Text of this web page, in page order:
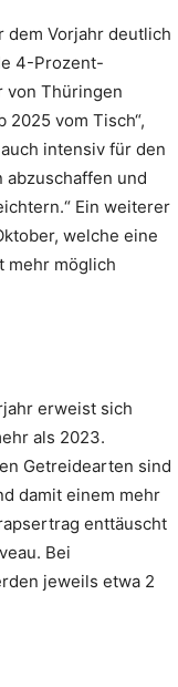
dem Vorjahr deutlich
4-Prozent-
von Thüringen
vom Tisch“,
intensiv für den
abzuschaffen und
Ein weiterer
welche eine
mehr möglich
erweist sich
als 2023.
Getreidearten sind
damit einem mehr
enttäuscht
Bei
jeweils etwa 2